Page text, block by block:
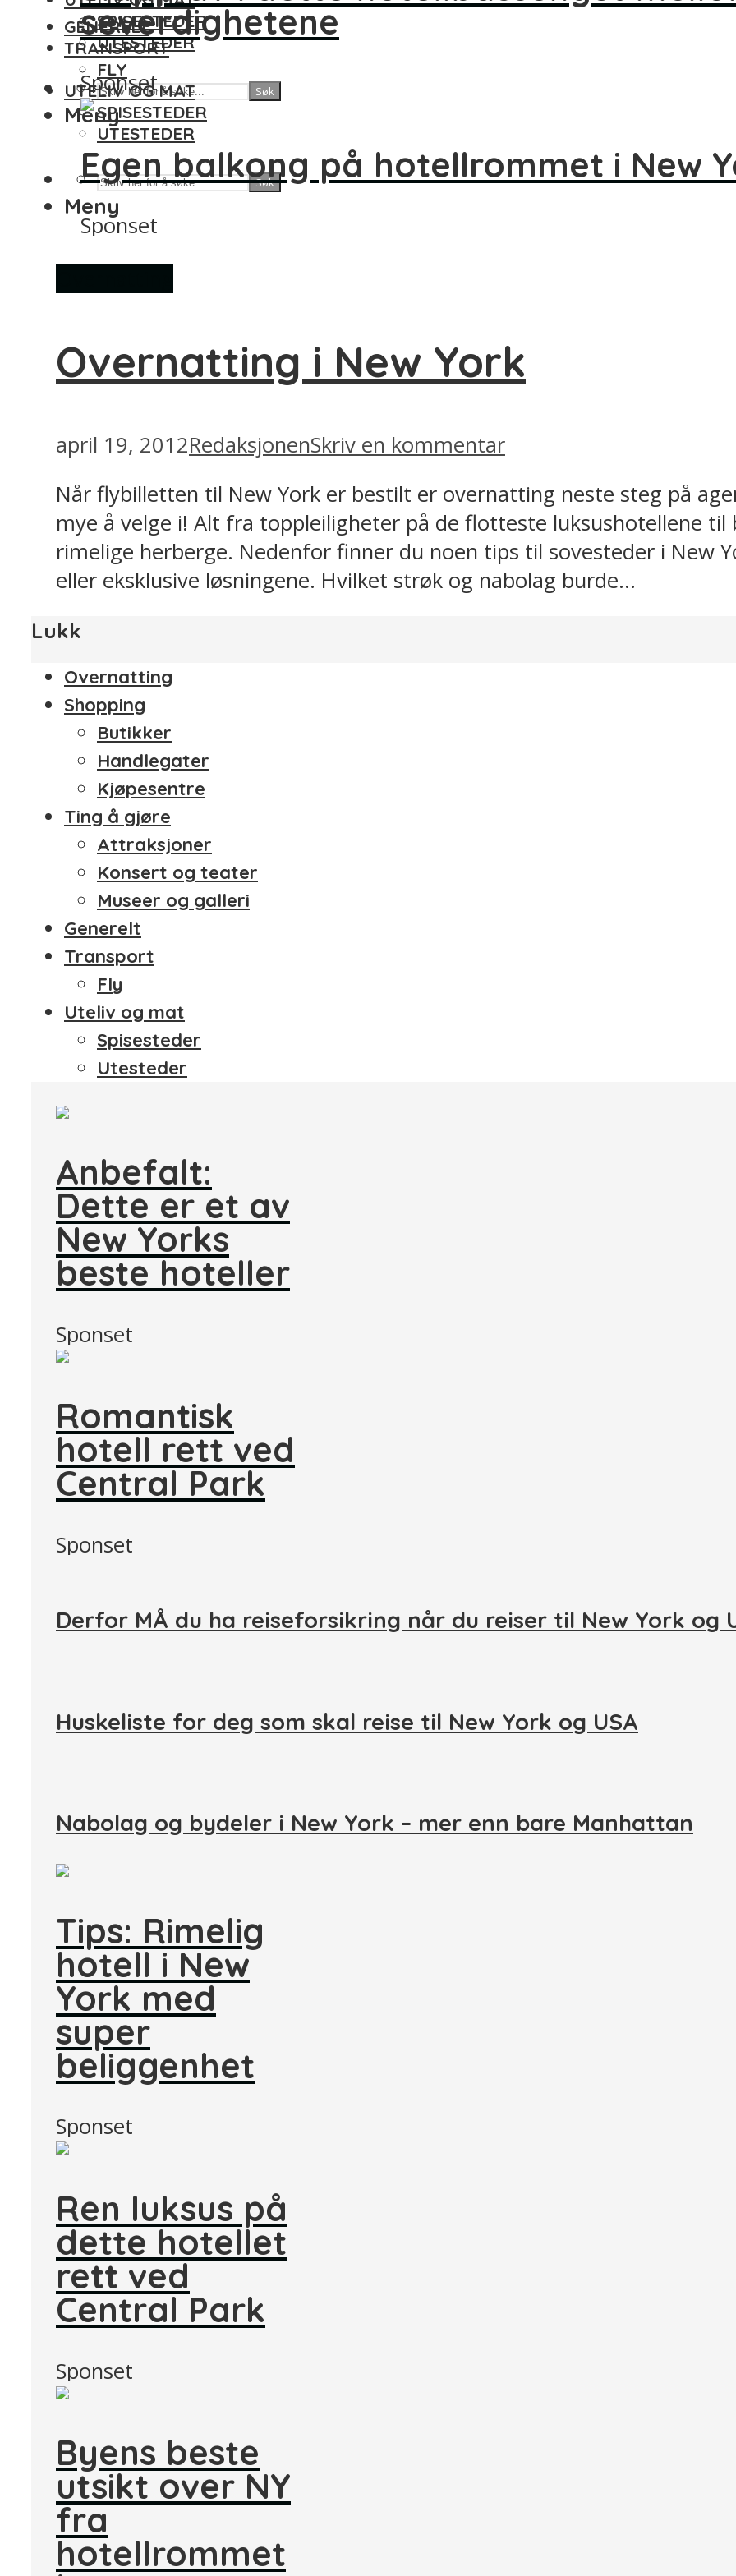
SPISESTEDER
UTESTEDER
Søk
Meny
GENERELT
TRANSPORT
FLY
UTELIV OG MAT
SPISESTEDER
UTESTEDER
Søk
Meny
severdighetene
Sponset
Egen balkong på hotellrommet i New
Sponset
Overnatting i New York
april 19, 2012RedaksjonenSkriv en kommentar
Når flybilletten til New York er bestilt er overnatting neste steg på
mye å velge i! Alt fra toppleiligheter på de flotteste luksushotellene
rimelige herberge. Nedenfor finner du noen tips til sovesteder i New
eller eksklusive løsningene. Hvilket strøk og nabolag burde...
Lukk
Overnatting
Shopping
Butikker
Handlegater
Kjøpesentre
Ting å gjøre
Attraksjoner
Konsert og teater
Museer og galleri
Generelt
Transport
Fly
Uteliv og mat
Spisesteder
Utesteder
Anbefalt:
Dette er et av
New Yorks
beste hoteller
Sponset
Romantisk
hotell rett ved
Central Park
Sponset
Derfor MÅ du ha reiseforsikring når du reiser til New York og
Huskeliste for deg som skal reise til New York og USA
Nabolag og bydeler i New York – mer enn bare Manhattan
Tips: Rimelig
hotell i New
York med
super
beliggenhet
Sponset
Ren luksus på
dette hotellet
rett ved
Central Park
Sponset
Byens beste
utsikt over NY
fra
hotellrommet